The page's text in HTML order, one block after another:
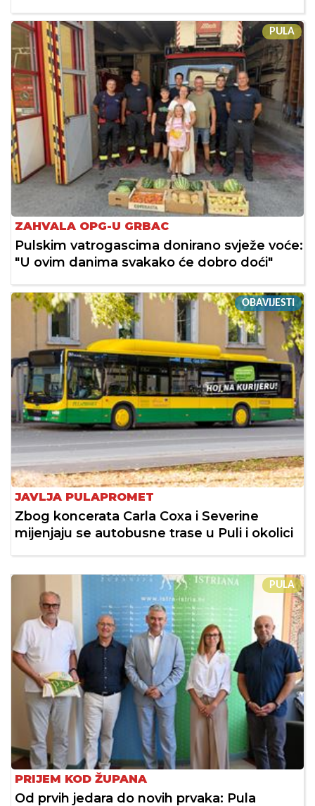
PULA
ZAHVALA OPG-U GRBAC
Pulskim vatrogascima donirano svježe voće:
"U ovim danima svakako će dobro doći"
OBAVIJESTI
JAVLJA PULAPROMET
Zbog koncerata Carla Coxa i Severine
mijenjaju se autobusne trase u Puli i okolici
PULA
PRIJEM KOD ŽUPANA
Od prvih jedara do novih prvaka: Pula